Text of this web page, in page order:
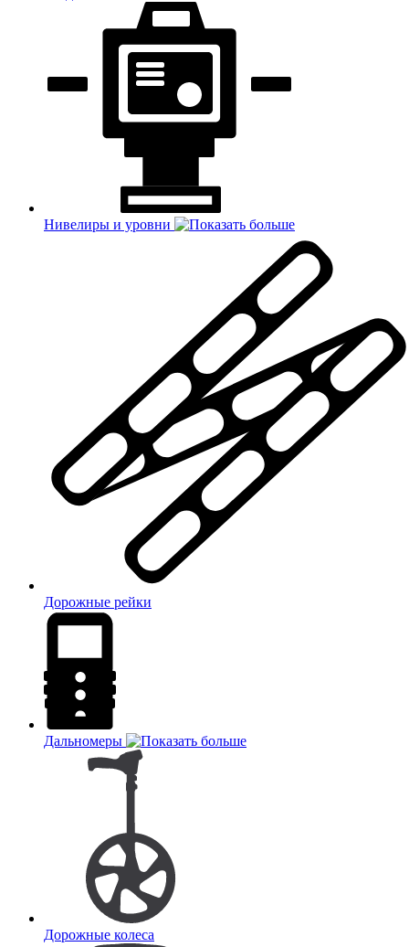
Нивелиры и уровни
Дорожные рейки
Дальномеры
Дорожные колеса